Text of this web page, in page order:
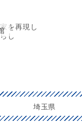
を再現し
し
埼玉県